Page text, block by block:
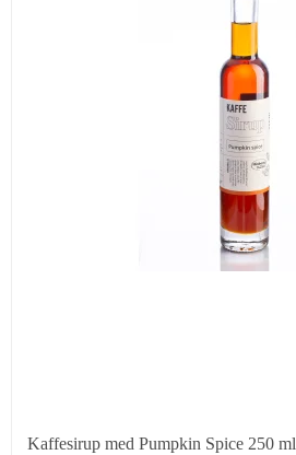
Kaffesirup med Pumpkin Spice 250 ml